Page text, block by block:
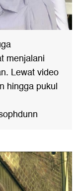
menjalani
Lewat video
hingga pukul